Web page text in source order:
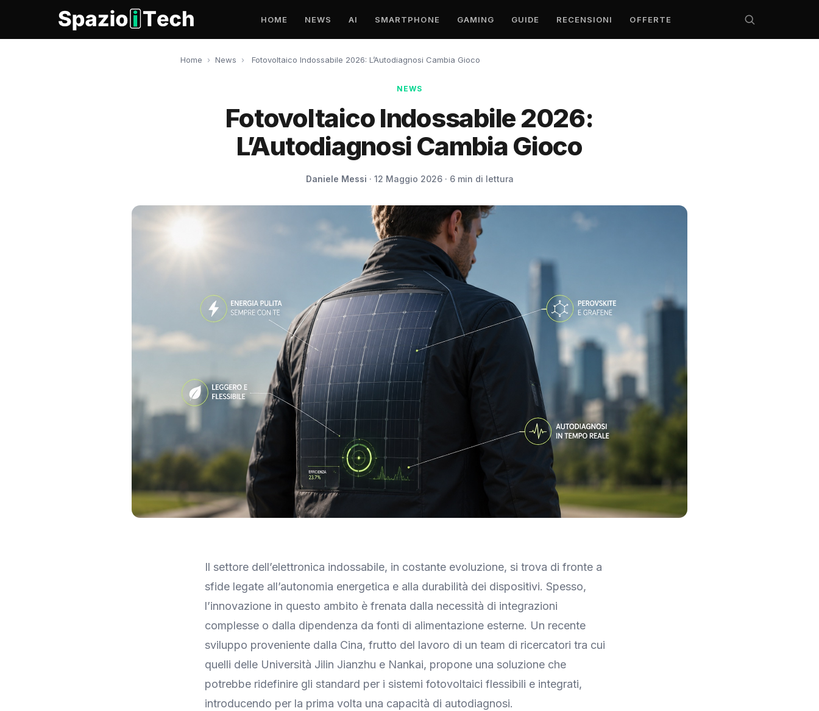
HOME NEWS AI SMARTPHONE GAMING GUIDE RECENSIONI OFFERTE
Home › News › Fotovoltaico Indossabile 2026: L’Autodiagnosi Cambia Gioco
NEWS
Fotovoltaico Indossabile 2026:
L’Autodiagnosi Cambia Gioco
Daniele Messi · 12 Maggio 2026 · 6 min di lettura
Il settore dell’elettronica indossabile, in costante evoluzione, si trova di fronte a
sfide legate all’autonomia energetica e alla durabilità dei dispositivi. Spesso,
l’innovazione in questo ambito è frenata dalla necessità di integrazioni
complesse o dalla dipendenza da fonti di alimentazione esterne. Un recente
sviluppo proveniente dalla Cina, frutto del lavoro di un team di ricercatori tra cui
quelli delle Università Jilin Jianzhu e Nankai, propone una soluzione che
potrebbe ridefinire gli standard per i sistemi fotovoltaici flessibili e integrati,
introducendo per la prima volta una capacità di autodiagnosi.